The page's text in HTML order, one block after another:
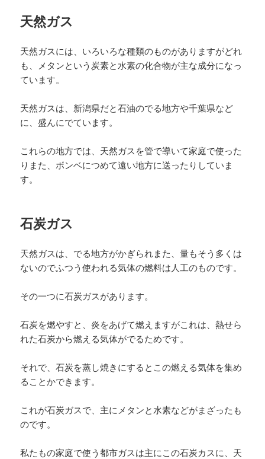
天然ガス
天然ガスには、いろいろな種類のものがありますがどれ
も、メタンという炭素と水素の化合物が主な成分になっ
ています。
天然ガスは、新潟県だと石油のでる地方や千葉県など
に、盛んにでています。
これらの地方では、天然ガスを管で導いて家庭で使った
りまた、ボンベにつめて遠い地方に送ったりしていま
す。
石炭ガス
天然ガスは、でる地方がかぎられまた、量もそう多くは
ないのでふつう使われる気体の燃料は人工のものです。
その一つに石炭ガスがあります。
石炭を燃やすと、炎をあげて燃えますがこれは、熱せら
れた石炭から燃える気体がでるためです。
それで、石炭を蒸し焼きにするとこの燃える気体を集め
ることかできます。
これが石炭ガスで、主にメタンと水素などがまざったも
のです。
私たもの家庭で使う都市ガスは主にこの石炭カスに、天